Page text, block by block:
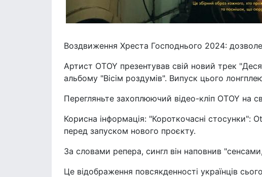
Воздвиження Хреста Господнього 2024:
Артист OTOY презентував свій новий трек
альбому "Вісім роздумів". Випуск цього
Перегляньте захоплюючий відео-кліп OTOY на
Корисна інформація: "Короткочасні стосунки":
перед запуском нового проєкту.
За словами репера, сингл він наповнив
Це відображення повсякденності українців